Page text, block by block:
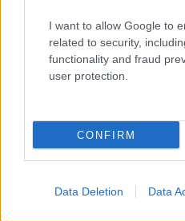
I want to allow Google to
related to security,
functionality and fraud
user protection.
CONFIRM
Data Deletion Data
ΑΠΟΣΠΑΣΜΑΤΑ...|
πλατεία
Κεντρικό... |07.08.2026